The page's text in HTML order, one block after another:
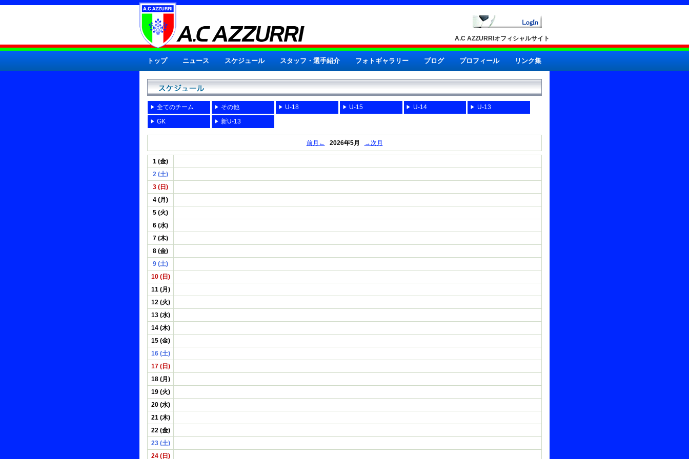
A.C AZZURRIオフィシャルサイト
トップ ニュース スケジュール スタッフ・選手紹介 フォトギャラリー ブログ プロフィール リンク集
全てのチーム その他 U-18 U-15 U-14
U-13
GK
新U-13
前月← 2026年5月 →次月
1 (金)
2 (土)
3 (日)
4 (月)
5 (火)
6 (水)
7 (木)
8 (金)
9 (土)
10 (日)
11 (月)
12 (火)
13 (水)
14 (木)
15 (金)
16 (土)
17 (日)
18 (月)
19 (火)
20 (水)
21 (木)
22 (金)
23 (土)
24 (日)